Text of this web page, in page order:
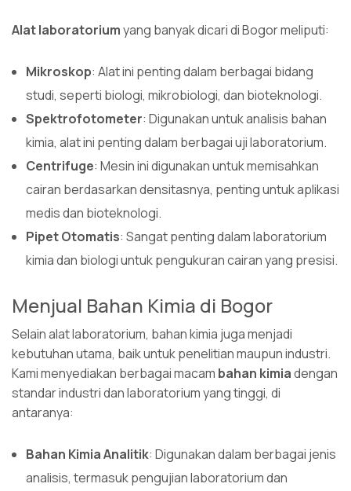
Alat laboratoriumyang banyak dicari di Bogor meliputi:
Mikroskop: Alat ini penting dalam berbagai bidang
studi, seperti biologi, mikrobiologi, dan bioteknologi.
Spektrofotometer: Digunakan untuk analisis bahan
kimia, alat ini penting dalam berbagai uji laboratorium.
Centrifuge: Mesin ini digunakan untuk memisahkan
cairan berdasarkan densitasnya, penting untuk aplikasi
medis dan bioteknologi.
Pipet Otomatis: Sangat penting dalam laboratorium
kimia dan biologi untuk pengukuran cairan yang presisi.
Menjual Bahan Kimia di Bogor
Selain alat laboratorium, bahan kimia juga menjadi
kebutuhan utama, baik untuk penelitian maupun industri.
Kami menyediakan berbagai macam bahan kimiadengan
standar industri dan laboratorium yang tinggi, di
antaranya:
Bahan Kimia Analitik: Digunakan dalam berbagai jenis
analisis, termasuk pengujian laboratorium dan